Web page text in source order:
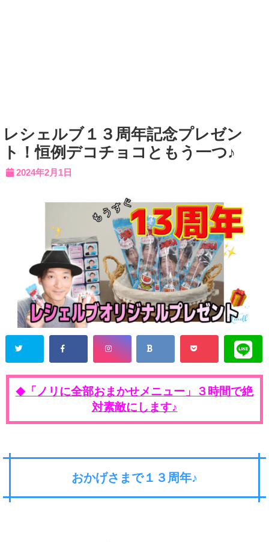
レシェルブ１３周年記念プレゼン
ト！恒例デコチョコともう一つ♪
2024年2月1日
◆
「ノリに全部おまかせメニュー」３時間で絶
対素敵にします♪
おかげさまで１３周年♪